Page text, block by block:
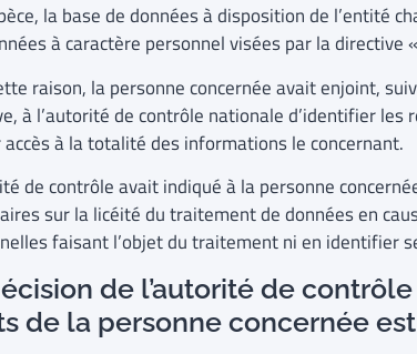
la base de données à disposition de l’entité
à caractère personnel visées par la directive
raison, la personne concernée avait enjoint,
à l’autorité de contrôle nationale d’identifier
à la totalité des informations le concernant.
de contrôle avait indiqué à la personne
sur la licéité du traitement de données en
faisant l’objet du traitement ni en identifier
de l’autorité de
de la personne concernée